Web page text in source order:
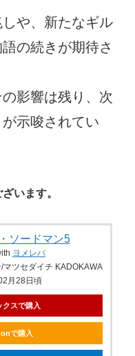
や、新たなギル
の続きが期待さ
影響は残り、次
示唆されてい
います。
ソードマン5
ヨメレバ
マツセダイチ KADOKAWA
月28日頃
クスで購入
で購入